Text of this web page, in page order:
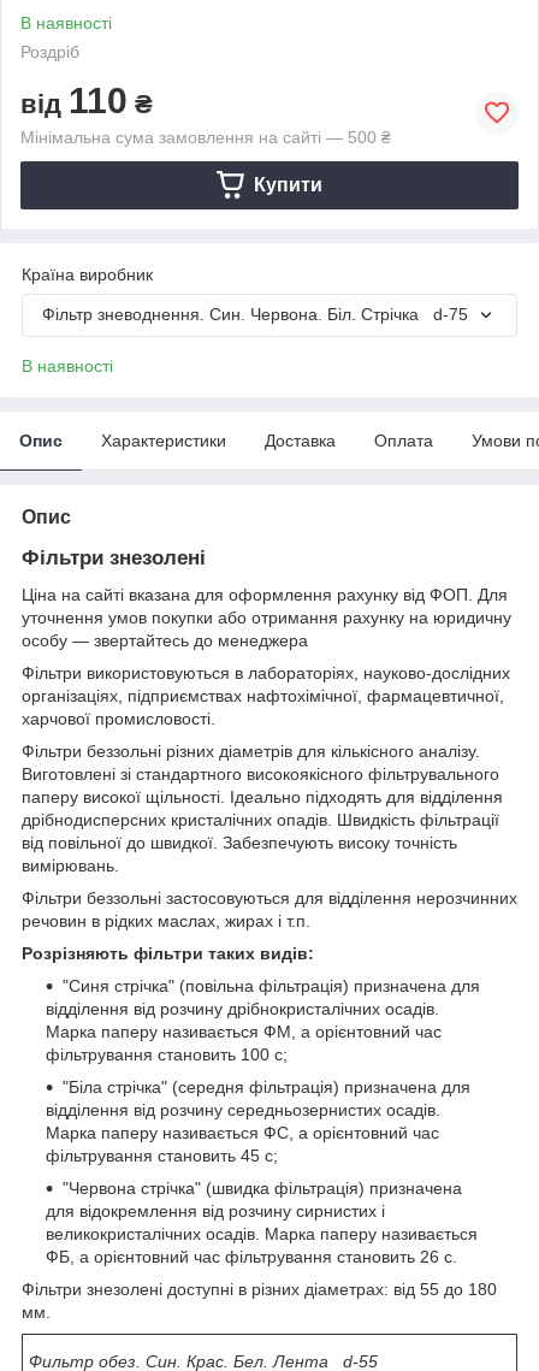
В наявності
Роздріб
від 110 ₴
Мінімальна сума замовлення на сайті — 500 ₴
Купити
Країна виробник
Фільтр зневоднення. Син. Червона. Біл. Стрічка d-75
В наявності
Опис Характеристики Доставка Оплата Умови
Опис
Фільтри знезолені
Ціна на сайті вказана для оформлення рахунку від ФОП. Для
уточнення умов покупки або отримання рахунку на юридичну
особу — звертайтесь до менеджера
Фільтри використовуються в лабораторіях, науково-дослідних
організаціях, підприємствах нафтохімічної, фармацевтичної,
харчової промисловості.
Фільтри беззольні різних діаметрів для кількісного аналізу.
Виготовлені зі стандартного високоякісного фільтрувального
паперу високої щільності. Ідеально підходять для відділення
дрібнодисперсних кристалічних опадів. Швидкість фільтрації
від повільної до швидкої. Забезпечують високу точність
вимірювань.
Фільтри беззольні застосовуються для відділення нерозчинних
речовин в рідких маслах, жирах і т.п.
Розрізняють фільтри таких видів:
"Синя стрічка" (повільна фільтрація) призначена для
відділення від розчину дрібнокристалічних осадів.
Марка паперу називається ФМ, а орієнтовний час
фільтрування становить 100 с;
"Біла стрічка" (середня фільтрація) призначена для
відділення від розчину середньозернистих осадів.
Марка паперу називається ФС, а орієнтовний час
фільтрування становить 45 с;
"Червона стрічка" (швидка фільтрація) призначена
для відокремлення від розчину сирнистих і
великокристалічних осадів. Марка паперу називається
ФБ, а орієнтовний час фільтрування становить 26 с.
Фільтри знезолені доступні в різних діаметрах: від 55 до 180
мм.
Фильтр обез. Син. Крас. Бел. Лента d-55